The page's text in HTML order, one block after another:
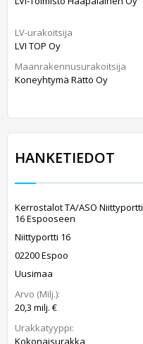
LV-urakoitsija
LVI TOP Oy
Maanrakennusurakoitsija
Koneyhtymä Rättö Oy
HANKETIEDOT
Kerrostalot TA/ASO Niittyportti
16 Espooseen
Niittyportti 16
02200 Espoo
Uusimaa
Arvo (Milj.):
20,3 milj. €
Urakkatyyppi:
Kokonaisurakka